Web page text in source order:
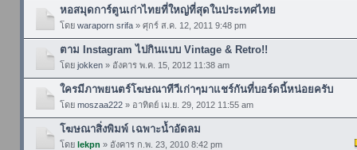
หอสมุดการ์ตูนเก่าไทยที่ใหญ่ที่สุดในประเทศไทย
โดย waraporn srifa» ศุกร์ ส.ค. 12, 2011 9:48 pm
ตาม Instagram ไปกินแบบ Vintage & Retro!!
โดย jokken» อังคาร พ.ค. 15, 2012 11:38 am
ใครมีภาพยนตร์โฆษณาทีวีเก่าๆมาแชร์กันที่บอร์ดนี้หน่อยครับ
โดย moszaa222» อาทิตย์ เม.ย. 29, 2012 11:55 am
โฆษณาสิ่งพิมพ์ เฉพาะน้ำอัดลม
โดย lekpn » อังคาร ก.พ. 23, 2010 8:42 pm